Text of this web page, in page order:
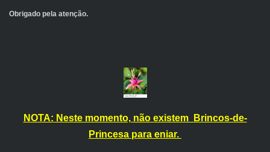
Obrigado pela atenção.
NOTA: Neste momento, não existem Brincos-de-
Princesa para eniar.